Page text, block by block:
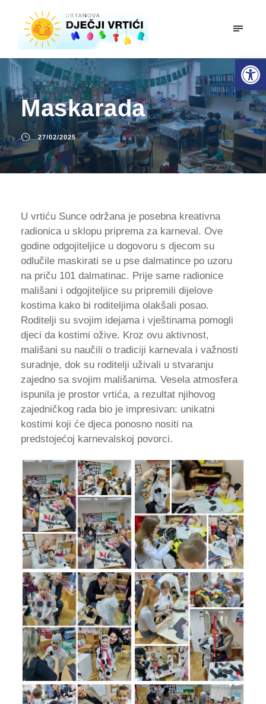
Open toolbar
Maskarada
27/02/2025
U vrtiću Sunce održana je posebna kreativna
radionica u sklopu priprema za karneval. Ove
godine odgojiteljice u dogovoru s djecom su
odlučile maskirati se u pse dalmatince po uzoru
na priču 101 dalmatinac. Prije same radionice
mališani i odgojiteljice su pripremili dijelove
kostima kako bi roditeljima olakšali posao.
Roditelji su svojim idejama i vještinama pomogli
djeci da kostimi ožive. Kroz ovu aktivnost,
mališani su naučili o tradiciji karnevala i važnosti
suradnje, dok su roditelji uživali u stvaranju
zajedno sa svojim mališanima. Vesela atmosfera
ispunila je prostor vrtića, a rezultat njihovog
zajedničkog rada bio je impresivan: unikatni
kostimi koji će djeca ponosno nositi na
predstojećoj karnevalskoj povorci.